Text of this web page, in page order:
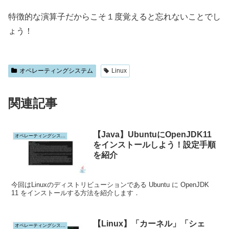
特徴的な演算子だからこそ１度覚えると忘れないことでし
ょう！
オペレーティングシステム Linux
関連記事
オペレーティングシステム
【Java】UbuntuにOpenJDK11
をインストールしよう！設定手順
を紹介
今回はLinuxのディストリビューションである Ubuntu に OpenJDK
11 をインストールする方法を紹介します．
【Linux】「カーネル」「シェ